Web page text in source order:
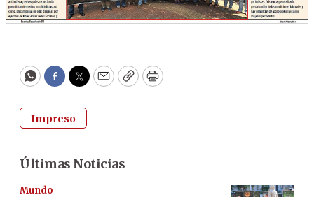
WhatsApp
Facebook
Twitter
EmailCopyPrint
Impreso
Últimas Noticias
Mundo